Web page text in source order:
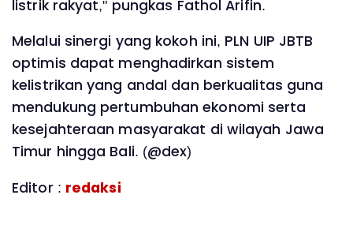
listrik rakyat," pungkas Fathol Arifin.
Melalui sinergi yang kokoh ini, PLN UIP JBTB
optimis dapat menghadirkan sistem
kelistrikan yang andal dan berkualitas guna
mendukung pertumbuhan ekonomi serta
kesejahteraan masyarakat di wilayah Jawa
Timur hingga Bali. (@dex)
Editor : redaksi